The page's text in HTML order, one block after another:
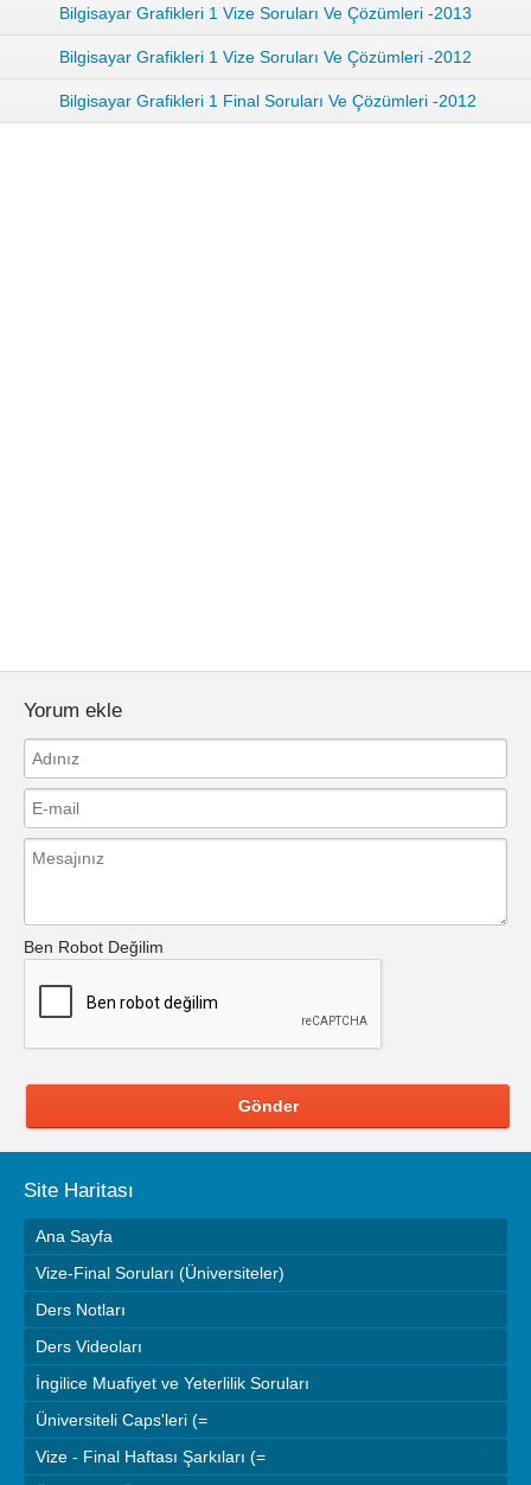
Bilgisayar Grafikleri 1 Vize Soruları Ve Çözümleri -2013
Bilgisayar Grafikleri 1 Vize Soruları Ve Çözümleri -2012
Bilgisayar Grafikleri 1 Final Soruları Ve Çözümleri -2012
Yorum ekle
Ben Robot Değilim
Gönder
Site Haritası
Ana Sayfa
Vize-Final Soruları (Üniversiteler)
Ders Notları
Ders Videoları
İngilice Muafiyet ve Yeterlilik Soruları
Üniversiteli Caps'leri (=
Vize - Final Haftası Şarkıları (=